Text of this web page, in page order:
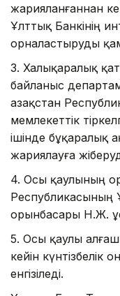
жарияланғаннан
Ұлттық Банкінің
орналастыруды
3. Халықаралық
байланыс
Қазақстан
мемлекеттік
ішінде бұқаралық
жариялауға
4. Осы қаулының
Республикасының
орынбасары Н.Ж.
5. Осы қаулы
кейін күнтізбелік
енгізіледі.